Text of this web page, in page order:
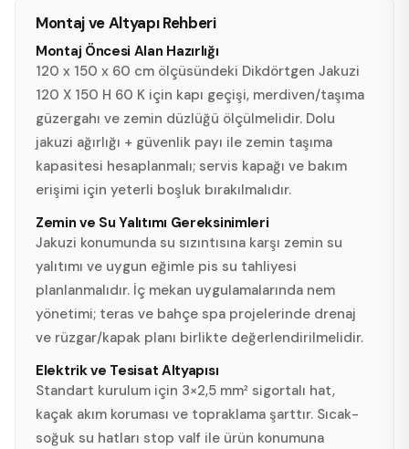
Montaj ve Altyapı Rehberi
Montaj Öncesi Alan Hazırlığı
120 x 150 x 60 cm ölçüsündeki Dikdörtgen Jakuzi
120 X 150 H 60 K için kapı geçişi, merdiven/taşıma
güzergahı ve zemin düzlüğü ölçülmelidir. Dolu
jakuzi ağırlığı + güvenlik payı ile zemin taşıma
kapasitesi hesaplanmalı; servis kapağı ve bakım
erişimi için yeterli boşluk bırakılmalıdır.
Zemin ve Su Yalıtımı Gereksinimleri
Jakuzi konumunda su sızıntısına karşı zemin su
yalıtımı ve uygun eğimle pis su tahliyesi
planlanmalıdır. İç mekan uygulamalarında nem
yönetimi; teras ve bahçe spa projelerinde drenaj
ve rüzgar/kapak planı birlikte değerlendirilmelidir.
Elektrik ve Tesisat Altyapısı
Standart kurulum için 3×2,5 mm² sigortalı hat,
kaçak akım koruması ve topraklama şarttır. Sıcak-
soğuk su hatları stop valf ile ürün konumuna